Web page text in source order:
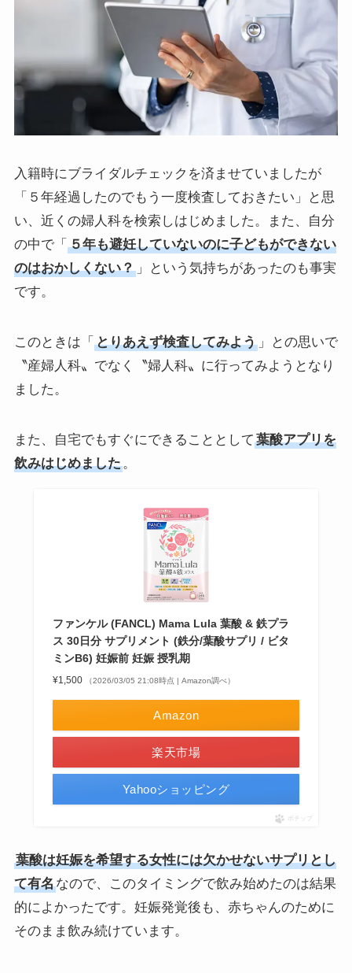
入籍時にブライダルチェックを済ませていましたが
「５年経過したのでもう一度検査しておきたい」と思
い、近くの婦人科を検索しはじめました。また、自分
の中で「 ５年も避妊していないのに子どもができない
のはおかしくない？」という気持ちがあったのも事実
です。
このときは「 とりあえず検査してみよう」との思いで
〝産婦人科〟でなく〝婦人科〟に行ってみようとなり
ました。
また、自宅でもすぐにできることとして 葉酸アプリを
飲みはじめました。
ファンケル (FANCL) Mama Lula 葉酸 & 鉄プラ
ス 30日分 サプリメント (鉄分/葉酸サプリ / ビタ
ミンB6) 妊娠前 妊娠 授乳期
¥1,500 （2026/03/05 21:08時点 | Amazon調べ）
Amazon
楽天市場
Yahooショッピング
ポチップ
葉酸は妊娠を希望する女性には欠かせないサプリとし
て有名なので、このタイミングで飲み始めたのは結果
的によかったです。妊娠発覚後も、赤ちゃんのために
そのまま飲み続けています。